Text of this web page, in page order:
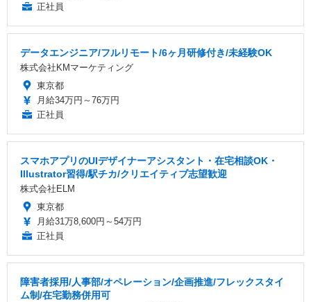
正社員
データエンジニア/フルリモート/6ヶ月研修付き/未経験OK
株式会社KMマーケティング
東京都
月給34万円～76万円
正社員
スマホアプリのUIデザイナーアシスタント・在宅相談OK・
Illustrator習得/駅チカ/クリエイティブ志望歓迎
株式会社ELM
東京都
月給31万8,600円～54万円
正社員
障害者採用/人事部/オペレーション/企画推進/フレックスタイ
ム制/在宅勤務併用可